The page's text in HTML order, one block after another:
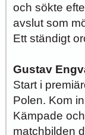
och sökte
avslut som
Ett ständigt
Gustav
Start i
Polen. Kom
Kämpade
matchbilden